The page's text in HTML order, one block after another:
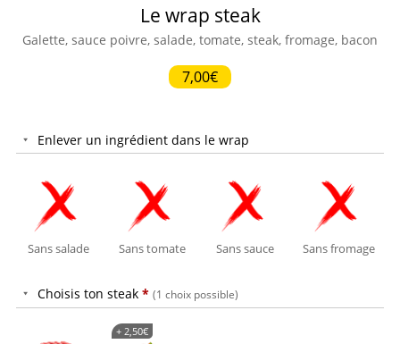
Le wrap steak
Galette, sauce poivre, salade, tomate, steak, fromage, bacon
7,00€
Enlever un ingrédient dans le wrap
Sans salade Sans tomate Sans sauce Sans fromage
Choisis ton steak * (1 choix possible)
+ 2,50€